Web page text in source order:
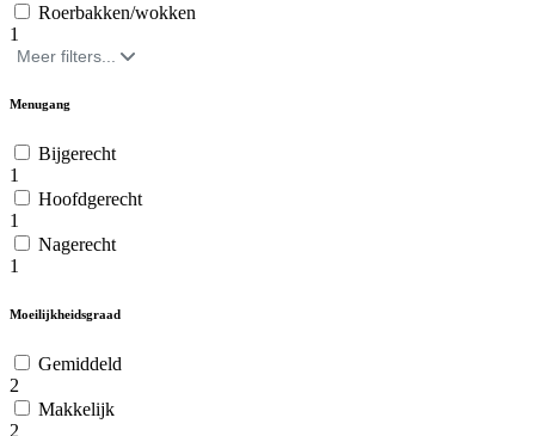
Roerbakken/wokken
1
Meer filters...
Menugang
Bijgerecht
1
Hoofdgerecht
1
Nagerecht
1
Moeilijkheidsgraad
Gemiddeld
2
Makkelijk
2